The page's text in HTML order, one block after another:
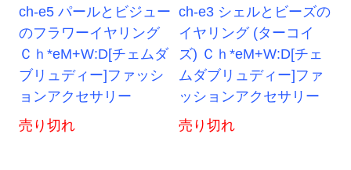
ch-e5 パールとビジュー
のフラワーイヤリング
Ｃｈ*eM+W:D[チェムダ
ブリュディー]ファッシ
ョンアクセサリー
売り切れ
ch-e3 シェルとビーズの
イヤリング (ターコイ
ズ) Ｃｈ*eM+W:D[チェ
ムダブリュディー]ファ
ッションアクセサリー
売り切れ